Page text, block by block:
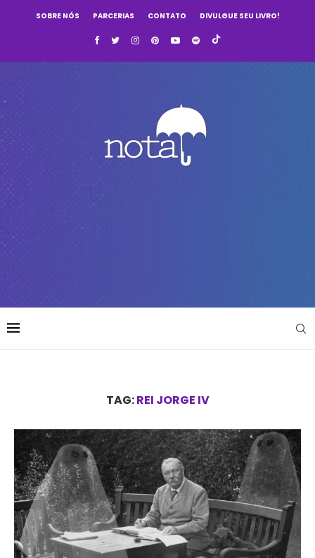
SOBRE NÓS PARCERIAS CONTATO DIVULGUE SEU LIVRO!
TAG:REI JORGE IV